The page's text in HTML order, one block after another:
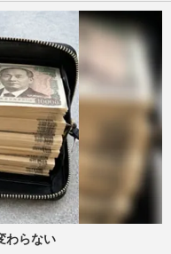
わらない